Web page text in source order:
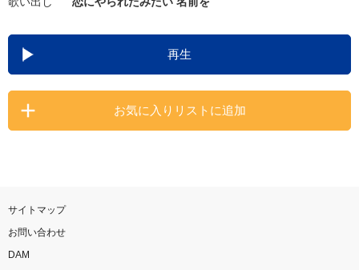
DAMの新曲・ランキングなど
カラオケ最新情報をチェック！
再生
お気に入りリストに追加
サイトマップ
お問い合わせ
DAM